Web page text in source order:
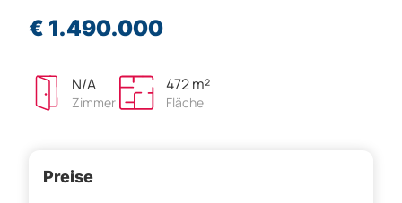
€ 1.490.000
N/A
Zimmer
472 m²
Fläche
Preise